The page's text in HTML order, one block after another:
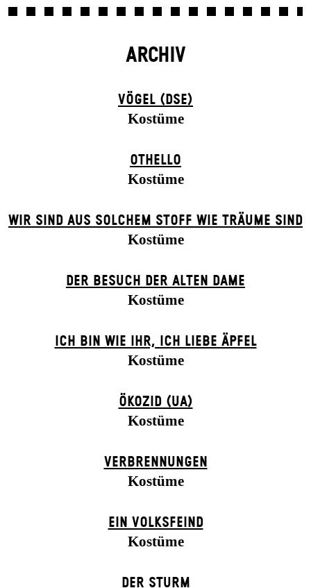
ARCHIV
VÖGEL (DSE)
Kostüme
OTHELLO
Kostüme
WIR SIND AUS SOLCHEM STOFF WIE TRÄUME SIND
Kostüme
DER BE­SUCH DER ALT­EN DA­ME
Kostüme
ICH BIN WIE IHR, ICH LIEBE ÄPFEL
Kostüme
ÖKOZID (UA)
Kostüme
VERBRENNUNGEN
Kostüme
EIN VOLKS­FEIND
Kostüme
DER STURM